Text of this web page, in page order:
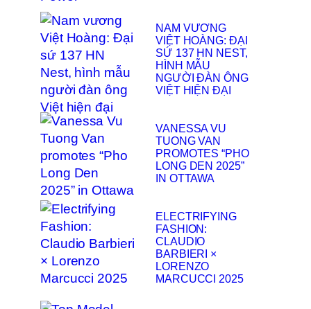
NAM VƯƠNG
VIỆT HOÀNG: ĐẠI
SỨ 137 HN NEST,
HÌNH MẪU
NGƯỜI ĐÀN ÔNG
VIỆT HIỆN ĐẠI
VANESSA VU
TUONG VAN
PROMOTES “PHO
LONG DEN 2025”
IN OTTAWA
ELECTRIFYING
FASHION:
CLAUDIO
BARBIERI ×
LORENZO
MARCUCCI 2025